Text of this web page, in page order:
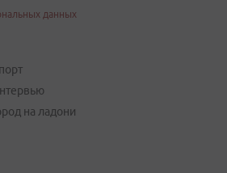
данных
на ладони